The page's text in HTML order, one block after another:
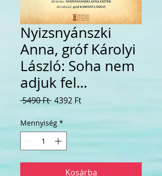
Nyizsnyánszki
Anna, gróf Károlyi
László: Soha nem
adjuk fel...
5490 Ft Szokásos
4392 FtAkciós
Mennyiség *
Kosárba